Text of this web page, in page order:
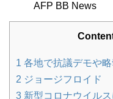
AFP BB News
1 各地で抗議デモや
2 ジョージフロイド
3 新型コロナウイル